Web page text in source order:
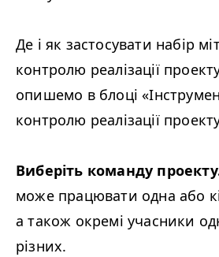
Де і як застосувати набір
контролю реалізації
опишемо в блоці
контролю реалізації
Виберіть команду
може працювати одна або
а також окремі учасники
різних.